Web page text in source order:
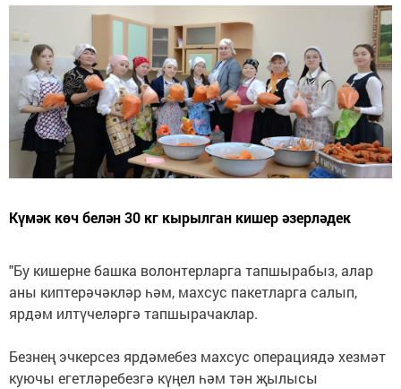
Күмәк көч белән 30 кг кырылган кишер әзерләдек
"Бу кишерне башка волонтерларга тапшырабыз, алар
аны киптерәчәкләр һәм, махсус пакетларга салып,
ярдәм илтүчеләргә тапшырачаклар.
Безнең эчкерсез ярдәмебез махсус операциядә хезмәт
куючы егетләребезгә күңел һәм тән җылысы